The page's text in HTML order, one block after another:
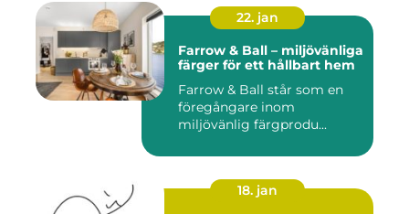
22. jan
Farrow & Ball – miljövänliga
färger för ett hållbart hem
Farrow & Ball står som en
föregångare inom
miljövänlig färgprodu...
18. jan